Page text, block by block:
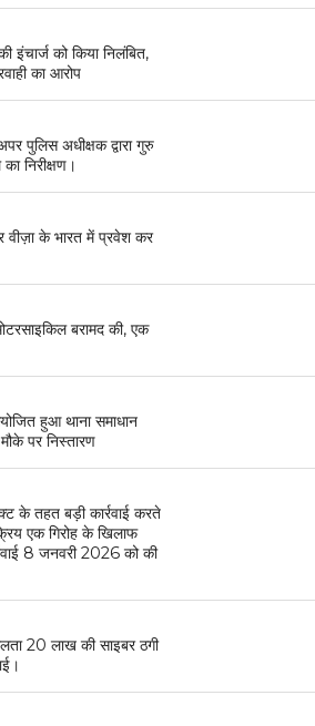
इंचार्ज को किया निलंबित,
का आरोप
पुलिस अधीक्षक द्वारा गुरु
निरीक्षण।
वीज़ा के भारत में प्रवेश कर
बरामद की, एक
हुआ थाना समाधान
पर निस्तारण
के तहत बड़ी कार्रवाई करते
एक गिरोह के खिलाफ
8 जनवरी 2026 को की
20 लाख की साइबर ठगी